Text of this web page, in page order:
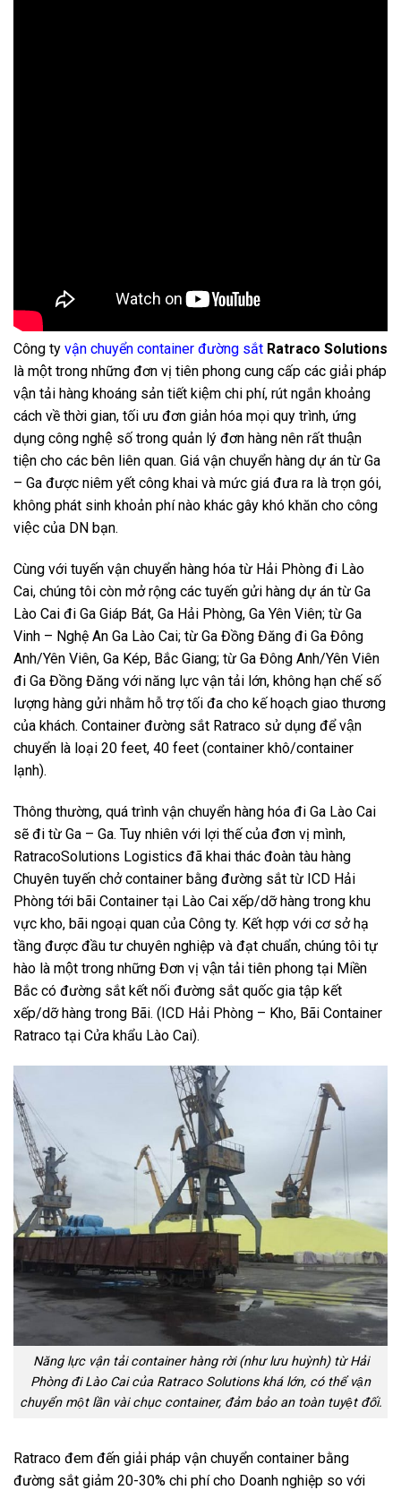
Công ty vận chuyển container đường sắt Ratraco Solutions
là một trong những đơn vị tiên phong cung cấp các giải pháp
vận tải hàng khoáng sản tiết kiệm chi phí, rút ngắn khoảng
cách về thời gian, tối ưu đơn giản hóa mọi quy trình, ứng
dụng công nghệ số trong quản lý đơn hàng nên rất thuận
tiện cho các bên liên quan. Giá vận chuyển hàng dự án từ Ga
– Ga được niêm yết công khai và mức giá đưa ra là trọn gói,
không phát sinh khoản phí nào khác gây khó khăn cho công
việc của DN bạn.
Cùng với tuyến vận chuyển hàng hóa từ Hải Phòng đi Lào
Cai, chúng tôi còn mở rộng các tuyến gửi hàng dự án từ Ga
Lào Cai đi Ga Giáp Bát, Ga Hải Phòng, Ga Yên Viên; từ Ga
Vinh – Nghệ An Ga Lào Cai; từ Ga Đồng Đăng đi Ga Đông
Anh/Yên Viên, Ga Kép, Bắc Giang; từ Ga Đông Anh/Yên Viên
đi Ga Đồng Đăng với năng lực vận tải lớn, không hạn chế số
lượng hàng gửi nhằm hỗ trợ tối đa cho kế hoạch giao thương
của khách. Container đường sắt Ratraco sử dụng để vận
chuyển là loại 20 feet, 40 feet (container khô/container
lạnh).
Thông thường, quá trình vận chuyển hàng hóa đi Ga Lào Cai
sẽ đi từ Ga – Ga. Tuy nhiên với lợi thế của đơn vị mình,
RatracoSolutions Logistics đã khai thác đoàn tàu hàng
Chuyên tuyến chở container bằng đường sắt từ ICD Hải
Phòng tới bãi Container tại Lào Cai xếp/dỡ hàng trong khu
vực kho, bãi ngoại quan của Công ty. Kết hợp với cơ sở hạ
tầng được đầu tư chuyên nghiệp và đạt chuẩn, chúng tôi tự
hào là một trong những Đơn vị vận tải tiên phong tại Miền
Bắc có đường sắt kết nối đường sắt quốc gia tập kết
xếp/dỡ hàng trong Bãi. (ICD Hải Phòng – Kho, Bãi Container
Ratraco tại Cửa khẩu Lào Cai).
Năng lực vận tải container hàng rời (như lưu huỳnh) từ Hải
Phòng đi Lào Cai của Ratraco Solutions khá lớn, có thể vận
chuyển một lần vài chục container, đảm bảo an toàn tuyệt đối.
Ratraco đem đến giải pháp vận chuyển container bằng
đường sắt giảm 20-30% chi phí cho Doanh nghiệp so với